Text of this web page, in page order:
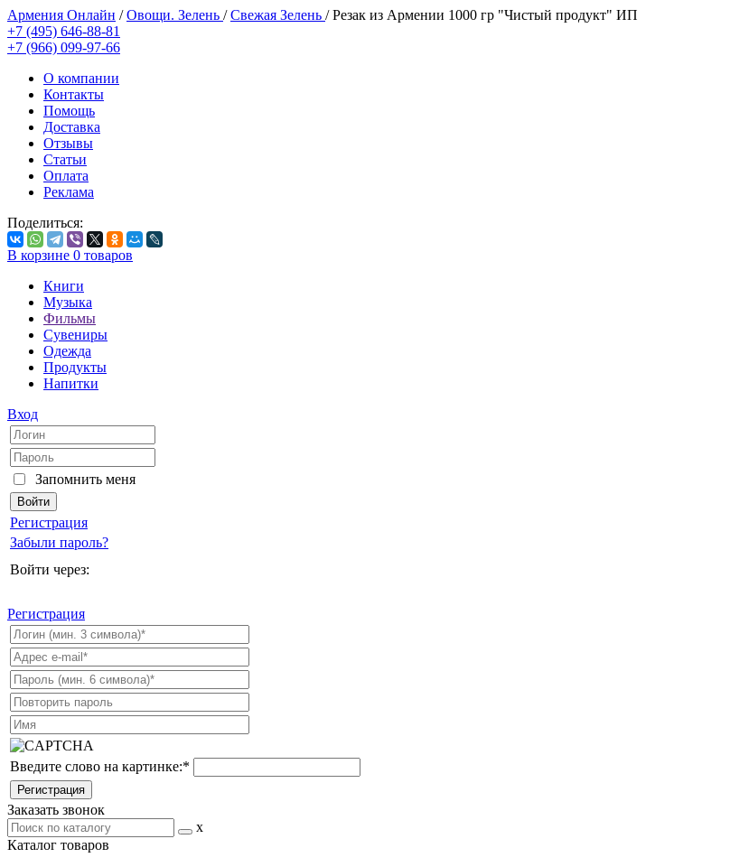
Армения Онлайн /Овощи. Зелень /Свежая Зелень /Резак из Армении 1000 гр "Чистый продукт" ИП
+7 (495) 646-88-81
+7 (966) 099-97-66
О компании
Контакты
Помощь
Доставка
Отзывы
Статьи
Оплата
Реклама
Поделиться:
В корзине 0 товаров
Книги
Музыка
Фильмы
Сувениры
Одежда
Продукты
Напитки
Вход
Запомнить меня
Регистрация
Забыли пароль?
Войти через:
Регистрация
Введите слово на картинке:*
Заказать звонок
x
Каталог товаров